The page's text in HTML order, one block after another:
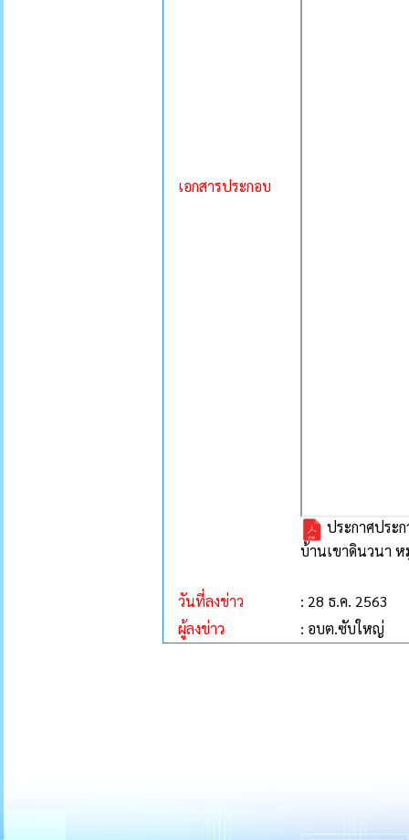
เอกสารประกอบ
ประกาศประ
บ้านเขาดินวนา ห
วันที่ลงข่าว
: 28 ธ.ค. 2563
ผู้ลงข่าว
: อบต.ซับใหญ่